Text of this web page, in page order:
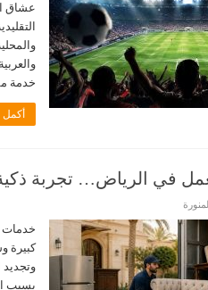
عشاق
خدمة
أكمل
في الرياض… تجربة
خدمات
كبيرة
وتجديد
بسبب